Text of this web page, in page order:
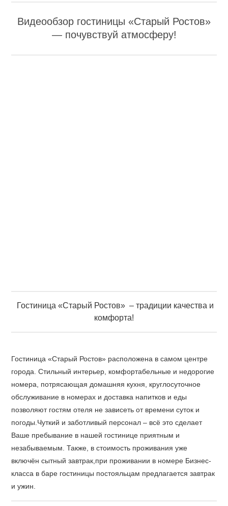
Видеообзор гостиницы «Старый Ростов»
— почувствуй атмосферу!
Гостиница «Старый Ростов» – традиции качества и
комфорта!
Гостиница «Старый Ростов» расположена в самом центре
города. Стильный интерьер, комфортабельные и недорогие
номера, потрясающая домашняя кухня, круглосуточное
обслуживание в номерах и доставка напитков и еды
позволяют гостям отеля не зависеть от времени суток и
погоды.Чуткий и заботливый персонал – всё это сделает
Ваше пребывание в нашей гостинице приятным и
незабываемым. Также, в стоимость проживания уже
включён сытный завтрак,при проживании в номере Бизнес-
класса в баре гостиницы постояльцам предлагается завтрак
и ужин.